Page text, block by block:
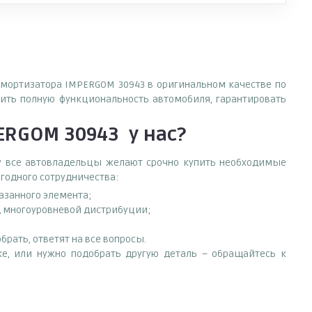
IMPERGOM 30943 в оригинальном качестве по
полную функциональность автомобиля, гарантировать
30943 у нас?
все автовладельцы желают срочно купить необходимые
сотрудничества:
элемента;
многоуровневой дистрибуции;
ответят на все вопросы.
или нужно подобрать другую деталь – обращайтесь к